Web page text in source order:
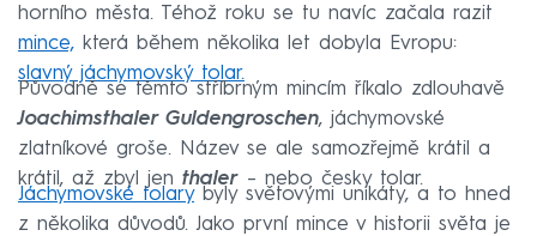
horního města. Téhož roku se tu navíc začala razit
mince, která během několika let dobyla Evropu:
slavný jáchymovský tolar.
Původně se těmto stříbrným mincím říkalo zdlouhavě
Joachimsthaler Guldengroschen, jáchymovské
zlatníkové groše. Název se ale samozřejmě krátil a
krátil, až zbyl jen thaler – nebo česky tolar.
Jáchymovské tolarybyly světovými unikáty, a to hned
z několika důvodů. Jako první mince v historii světa je